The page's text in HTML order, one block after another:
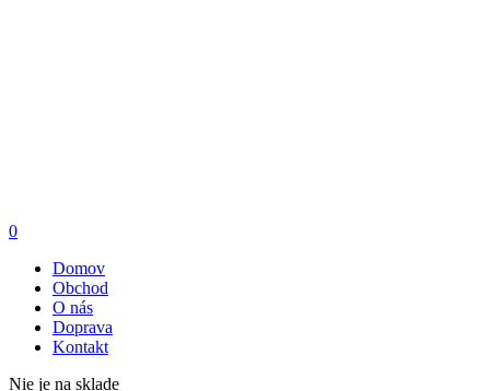
0
Domov
Obchod
O nás
Doprava
Kontakt
Nie je na sklade